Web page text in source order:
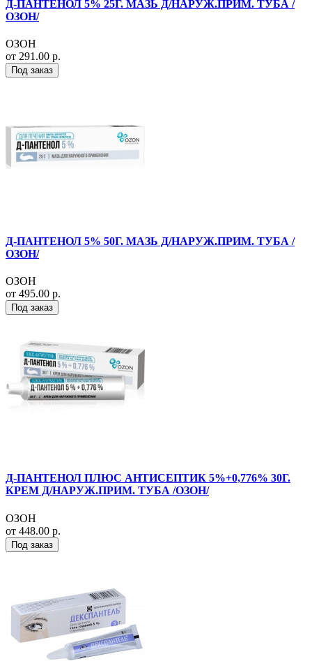
Д-ПАНТЕНОЛ 5% 25Г. МАЗЬ Д/НАРУЖ.ПРИМ. ТУБА /
ОЗОН/
ОЗОН
от 291.00 р.
Под заказ
Д-ПАНТЕНОЛ 5% 50Г. МАЗЬ Д/НАРУЖ.ПРИМ. ТУБА /
ОЗОН/
ОЗОН
от 495.00 р.
Под заказ
Д-ПАНТЕНОЛ ПЛЮС АНТИСЕПТИК 5%+0,776% 30Г.
КРЕМ Д/НАРУЖ.ПРИМ. ТУБА /ОЗОН/
ОЗОН
от 448.00 р.
Под заказ